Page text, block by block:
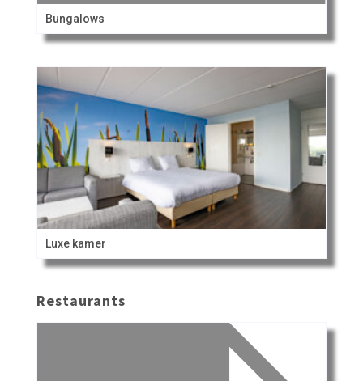
Bungalows
Luxe kamer
Restaurants